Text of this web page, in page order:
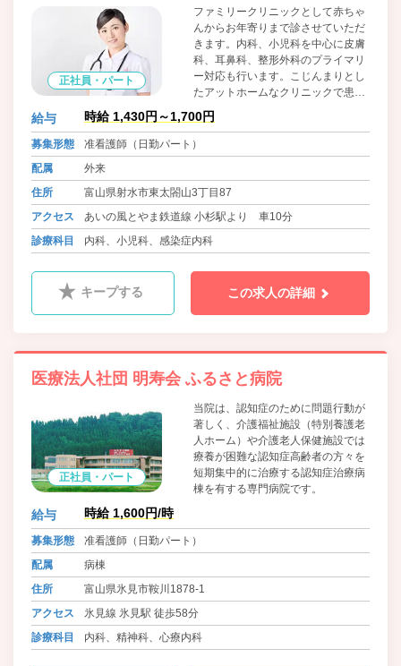
正社員・パート
ファミリークリニックとして赤ちゃ
んからお年寄りまで診させていただ
きます。内科、小児科を中心に皮膚
科、耳鼻科、整形外科のプライマリ
ー対応も行います。こじんまりとし
たアットホームなクリニックで患者
さんとの対話を大切にして寄り添う
診療を心がけております。
給与 時給 1,430円～1,700円
募集形態
准看護師（日勤パート）
配属
外来
住所
富山県射水市東太閤山3丁目87
アクセス
あいの風とやま鉄道線 小杉駅より 車10分
診療科目
内科、小児科、感染症内科
キープする この求人の詳細
医療法人社団 明寿会 ふるさと病院
正社員・パート
当院は、認知症のために問題行動が
著しく、介護福祉施設（特別養護老
人ホーム）や介護老人保健施設では
療養が困難な認知症高齢者の方々を
短期集中的に治療する認知症治療病
棟を有する専門病院です。
給与 時給 1,600円/時
募集形態
准看護師（日勤パート）
配属
病棟
住所
富山県氷見市鞍川1878-1
アクセス
氷見線 氷見駅 徒歩58分
診療科目
内科、精神科、心療内科